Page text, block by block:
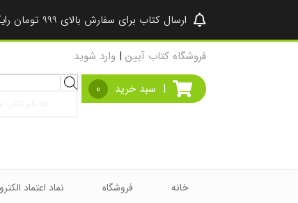
ارسال کتاب برای سفارش بالای 999 تومان رایگان شد ♥
فروشگاه کتاب آیین | وارد شوید
| سبد خرید 0
Products
خانه فروشگاه نماد اعتماد